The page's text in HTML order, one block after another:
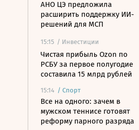
АНО ЦЭ предложила
расширить поддержку ИИ-
решений для МСП
15:15 / Инвестиции
Чистая прибыль Ozon по
РСБУ за первое полугодие
составила 15 млрд рублей
15:14 / Спорт
Все на одного: зачем в
мужском теннисе готовят
реформу парного разряда